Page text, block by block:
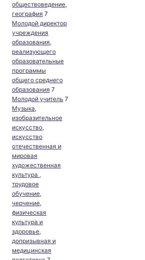
обществоведение,
география 7
Молодой директор
учреждения
образования,
реализующего
образовательные
программы
общего среднего
образования 7
Молодой учитель 7
Музыка,
изобразительное
искусство,
искусство
отечественная и
мировая
художественная
культура ,
трудовое
обучение,
черчение,
физическая
культура и
здоровье,
допризывная и
медицинская